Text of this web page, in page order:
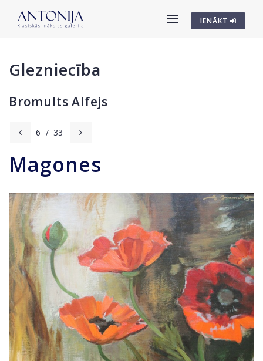
IENĀKT
Glezniecība
Bromults Alfejs
6 / 33
Magones